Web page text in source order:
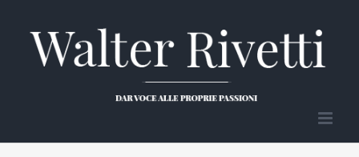
contenuto